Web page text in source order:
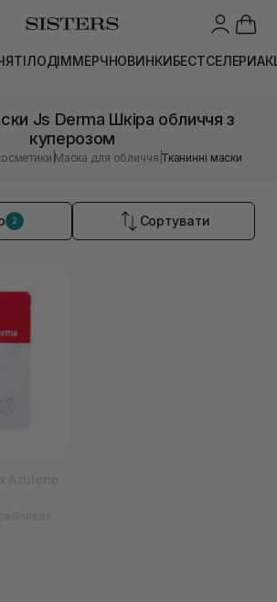
ТІЛОДІММЕРЧНОВИНКИБЕСТСЕЛЕРИ
Js Derma Шкіра обличчя з
куперозом
|Маска для обличчя |Тканинні маски
2 Сортувати